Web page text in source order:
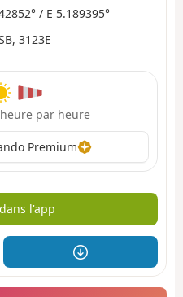
/ E 5.189395°
3123E
par heure
Premium
l'app